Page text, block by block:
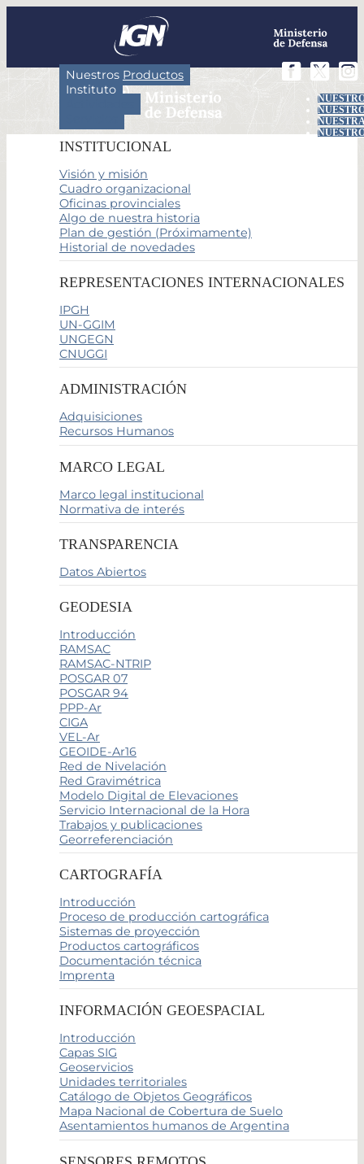
Nuestros Productos
Instituto
INSTITUCIONAL
Visión y misión
Cuadro organizacional
Oficinas provinciales
Algo de nuestra historia
Plan de gestión (Próximamente)
Historial de novedades
REPRESENTACIONES INTERNACIONALES
IPGH
UN-GGIM
UNGEGN
CNUGGI
ADMINISTRACIÓN
Adquisiciones
Recursos Humanos
MARCO LEGAL
Marco legal institucional
Normativa de interés
TRANSPARENCIA
Datos Abiertos
GEODESIA
Introducción
RAMSAC
RAMSAC-NTRIP
POSGAR 07
POSGAR 94
PPP-Ar
CIGA
VEL-Ar
GEOIDE-Ar16
Red de Nivelación
Red Gravimétrica
Modelo Digital de Elevaciones
Servicio Internacional de la Hora
Trabajos y publicaciones
Georreferenciación
CARTOGRAFÍA
Introducción
Proceso de producción cartográfica
Sistemas de proyección
Productos cartográficos
Documentación técnica
Imprenta
INFORMACIÓN GEOESPACIAL
Introducción
Capas SIG
Geoservicios
Unidades territoriales
Catálogo de Objetos Geográficos
Mapa Nacional de Cobertura de Suelo
Asentamientos humanos de Argentina